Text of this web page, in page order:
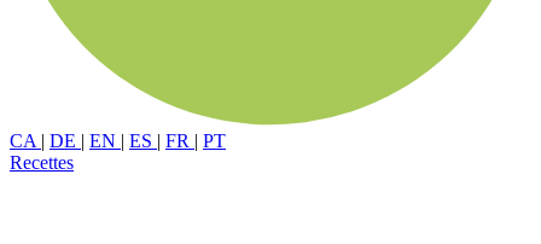
CA | DE | EN | ES | FR | PT
Recettes